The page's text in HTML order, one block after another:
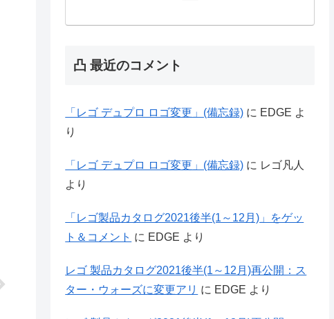
凸 最近のコメント
「レゴ デュプロ ロゴ変更」(備忘録) に EDGE よ
り
「レゴ デュプロ ロゴ変更」(備忘録) に レゴ凡人
より
「レゴ製品カタログ2021後半(1～12月)」をゲッ
ト＆コメント に EDGE より
レゴ 製品カタログ2021後半(1～12月)再公開：ス
ター・ウォーズに変更アリ に EDGE より